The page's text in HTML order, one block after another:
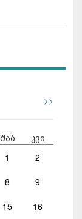
>>
შაბ კვი
1 2
8 9
15 16